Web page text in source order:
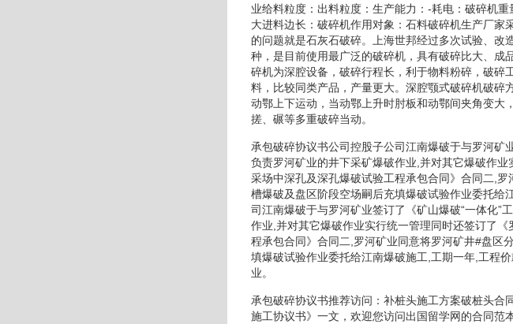
业给料粒度：出料粒度：生产能力：-耗电：破碎机
大进料边长：破碎机作用对象：石料破碎机生产厂家
的问题就是石灰石破碎。上海世邦经过多次试验、
种，是目前使用最广泛的破碎机，具有破碎比大、成
碎机为深腔设备，破碎行程长，利于物料粉碎，破碎
料，比较同类产品，产量更大。深腔颚式破碎机破碎
动鄂上下运动，当动鄂上升时肘板和动鄂间夹角变大
搓、碾等多重破碎当动。
承包破碎协议书公司控股子公司江南爆破于与罗河矿
负责罗河矿业的井下采矿爆破作业,并对其它爆破作
采场中深孔及深孔爆破试验工程承包合同》合同二,
槽爆破及盘区阶段空场嗣后充填爆破试验作业委托
司江南爆破于与罗河矿业签订了《矿山爆破“一体化”
作业,并对其它爆破作业实行统一管理同时还签订了
程承包合同》合同二,罗河矿业同意将罗河矿井#盘区
填爆破试验作业委托给江南爆破施工,工期一年,工程
业。
承包破碎协议书推荐访问：补桩头施工方案破桩头
施工协议书》一文，欢迎您访问出国留学网的合同范